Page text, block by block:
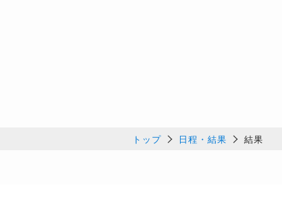
トップ 日程・結果 結果